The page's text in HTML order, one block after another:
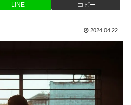
LINE コピー
2024.04.22